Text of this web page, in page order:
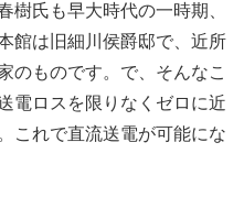
樹氏も早大時代の一時期、
館は旧細川侯爵邸で、近所
のものです。で、そんなこ
電ロスを限りなくゼロに近
これで直流送電が可能にな